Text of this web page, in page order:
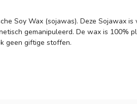
Soy Wax (sojawas). Deze Sojawax is
gemanipuleerd. De wax is 100%
geen giftige stoffen.